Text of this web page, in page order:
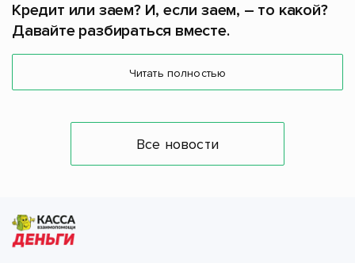
Кредит или заем? И, если заем, – то какой?
Давайте разбираться вместе.
Читать полностью
Все новости